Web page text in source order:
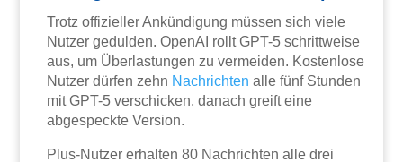
Trotz offizieller Ankündigung müssen sich viele
Nutzer gedulden. OpenAI rollt GPT-5 schrittweise
aus, um Überlastungen zu vermeiden. Kostenlose
Nutzer dürfen zehn Nachrichten alle fünf Stunden
mit GPT-5 verschicken, danach greift eine
abgespeckte Version.
Plus-Nutzer erhalten 80 Nachrichten alle drei